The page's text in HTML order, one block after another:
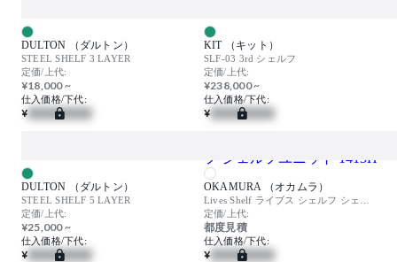
DULTON （ダルトン）
STEEL SHELF 3 LAYER
定価/上代:
¥18,000 ~
仕入価格/下代:
¥
KIT （キット）
SLF-03 3rd シェルフ
定価/上代:
¥238,000 ~
仕入価格/下代:
¥
DULTON （ダルトン）
STEEL SHELF 5 LAYER
定価/上代:
¥25,000 ~
仕入価格/下代:
¥
OKAMURA （オカムラ）
定価/上代:
都度見積
仕入価格/下代:
¥